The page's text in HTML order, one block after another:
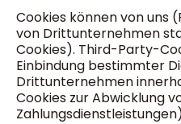
Cookies können von
von Drittunternehmen
Cookies). Third-Party-
Einbindung bestimmter
Drittunternehmen
Cookies zur Abwicklung